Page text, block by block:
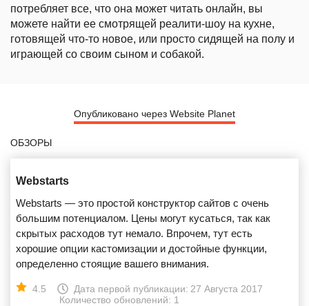
потребляет все, что она может читать онлайн, вы
можете найти ее смотрящей реалити-шоу на кухне,
готовящей что-то новое, или просто сидящей на полу и
играющей со своим сыном и собакой.
Опубликовано через Website Planet
ОБЗОРЫ
Webstarts
Webstarts — это простой конструктор сайтов с очень
большим потенциалом. Цены могут кусаться, так как
скрытых расходов тут немало. Впрочем, тут есть
хорошие опции кастомизации и достойные функции,
определенно стоящие вашего внимания.
4.5 Дата первой публикации: 27 Августа 2017
Количество обновлений: 1